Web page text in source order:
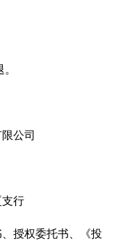
公司
行
授权委托书、《投